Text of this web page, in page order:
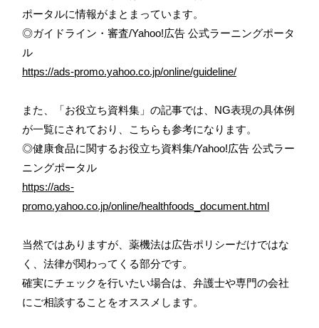
ポータルに情報がまとまっています。
◎ガイドライン・審査/Yahoo!広告 公式ラーニングポータ
ル
https://ads-promo.yahoo.co.jp/online/guideline/
また、「お役立ち資料集」の記事では、NG表現の具体例
が一覧にされており、こちらも参考になります。
◎健康食品に関するお役立ち資料集/Yahoo!広告 公式ラー
ニングポータル
https://ads-
promo.yahoo.co.jp/online/healthfoods_document.html
当然ではありますが、薬機法は広告ポリシーだけではな
く、法律が関わってくる部分です。
確実にチェックを行いたい場合は、弁護士や専門の会社
にご相談することをオススメします。